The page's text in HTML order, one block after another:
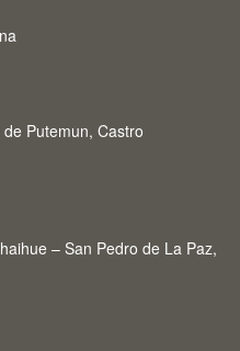
Putemun, Castro
– San Pedro de La Paz,